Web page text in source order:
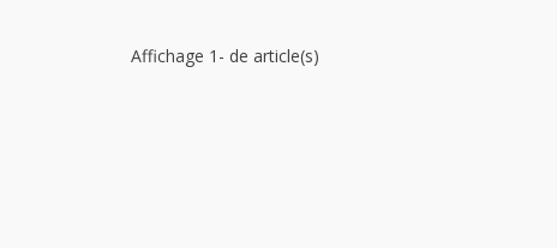
Affichage 1- de article(s)